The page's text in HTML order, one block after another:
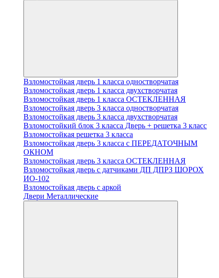
Взломостойкая дверь 1 класса одностворчатая
Взломостойкая дверь 1 класса двухстворчатая
Взломостойкая дверь 1 класса ОСТЕКЛЕННАЯ
Взломостойкая дверь 3 класса одностворчатая
Взломостойкая дверь 3 класса двухстворчатая
Взломостойкий блок 3 класса Дверь + решетка 3 класс
Взломостойкая решетка 3 класса
Взломостойкая дверь 3 класса с ПЕРЕДАТОЧНЫМ
ОКНОМ
Взломостойкая дверь 3 класса ОСТЕКЛЕННАЯ
Взломостойкая дверь с датчиками ДП ДПРЗ ШОРОХ
ИО-102
Взломостойкая дверь с аркой
Двери Металлические